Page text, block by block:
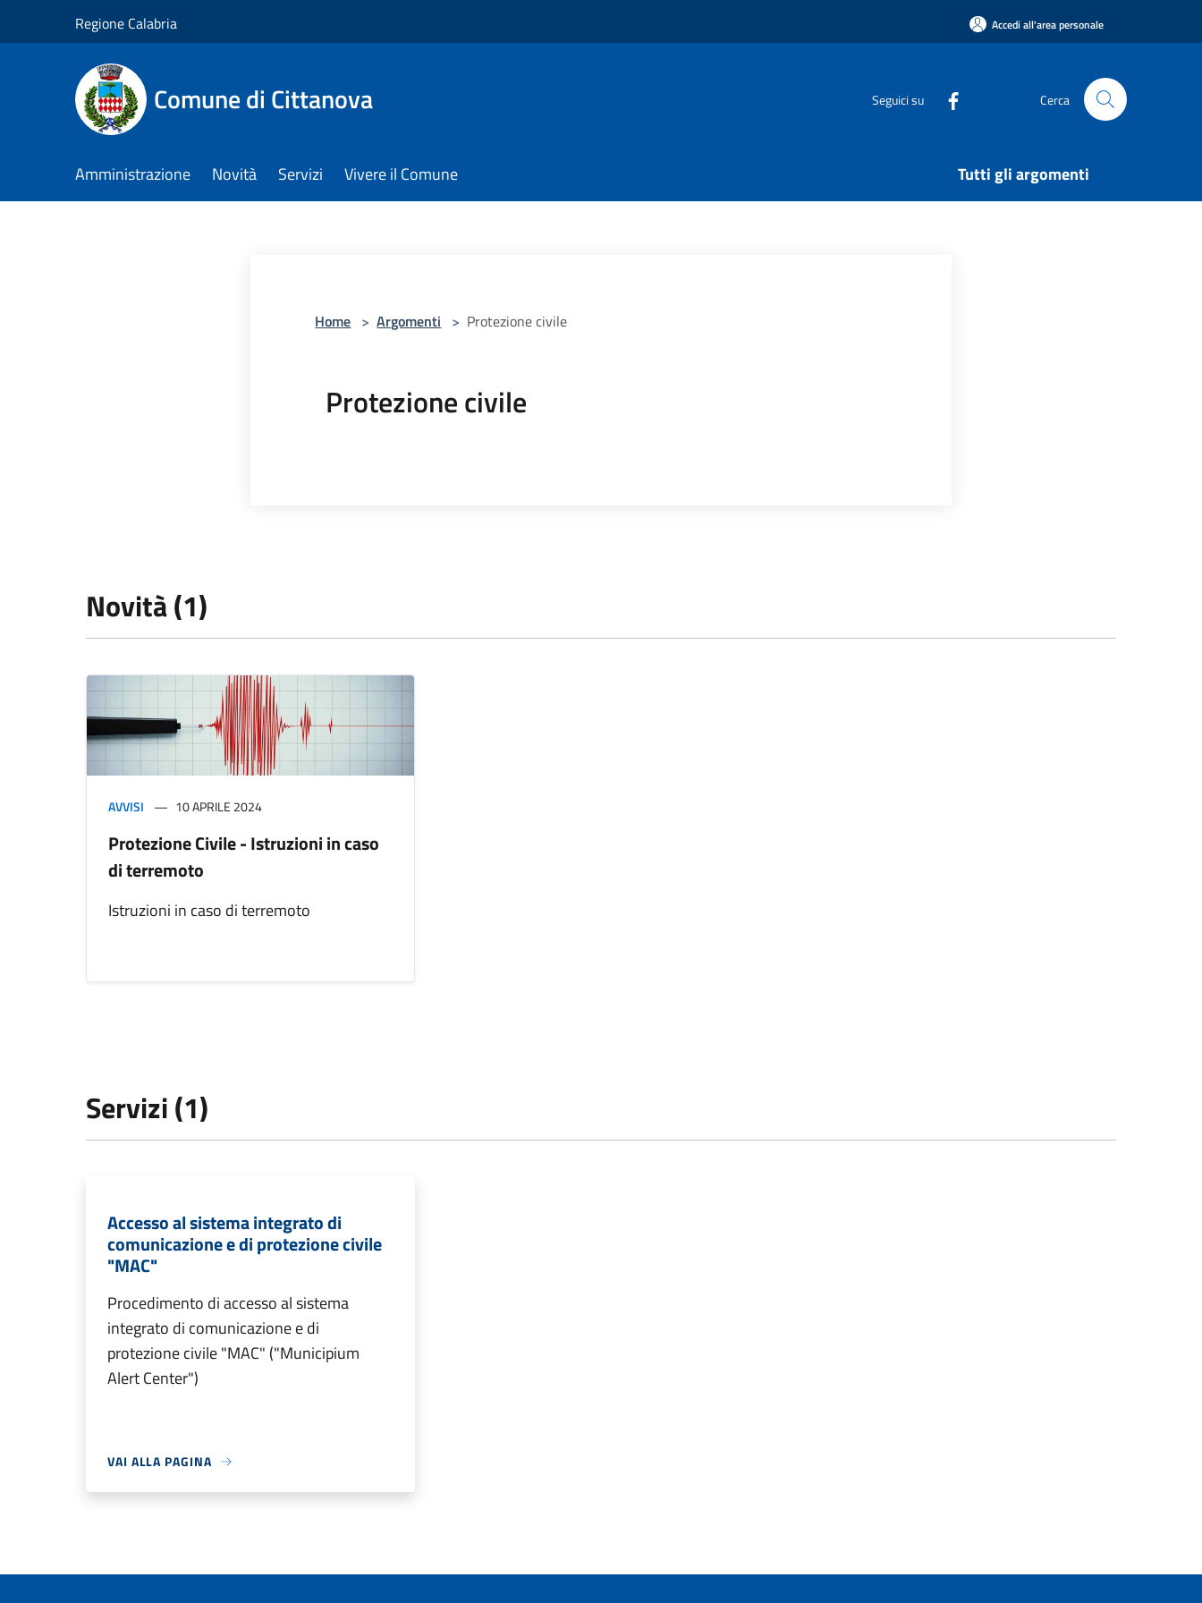
Regione Calabria Accedi all'area personale
Comune di Cittanova Seguici su Cerca
Amministrazione Novità Servizi Vivere il Comune Tutti gli argomenti
Home > Argomenti > Protezione civile
Protezione civile
Novità (1)
AVVISI 10 APRILE 2024
Protezione Civile - Istruzioni in caso
di terremoto
Istruzioni in caso di terremoto
Servizi (1)
Accesso al sistema integrato di
comunicazione e di protezione civile
"MAC"
Procedimento di accesso al sistema
integrato di comunicazione e di
protezione civile "MAC" ("Municipium
Alert Center")
VAI ALLA PAGINA